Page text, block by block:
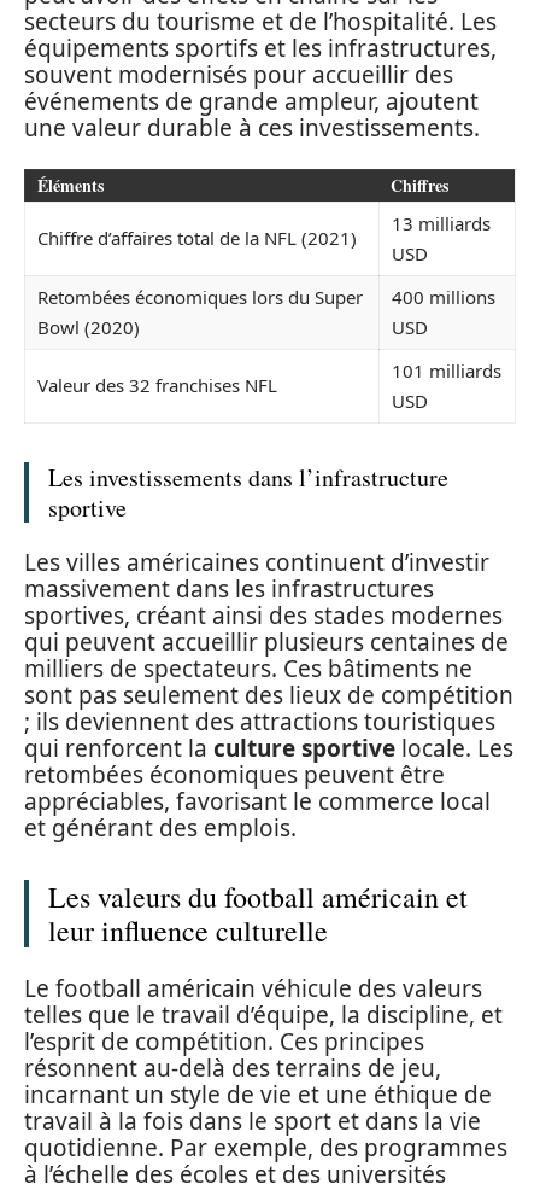
secteurs du tourisme et de l’hospitalité. Les
équipements sportifs et les infrastructures,
souvent modernisés pour accueillir des
événements de grande ampleur, ajoutent
une valeur durable à ces investissements.
Éléments Chiffres
Chiffre d’affaires total de la NFL (2021)
13 milliards
USD
Retombées économiques lors du Super
Bowl (2020)
400 millions
USD
Valeur des 32 franchises NFL
101 milliards
USD
Les investissements dans l’infrastructure
sportive
Les villes américaines continuent d’investir
massivement dans les infrastructures
sportives, créant ainsi des stades modernes
qui peuvent accueillir plusieurs centaines de
milliers de spectateurs. Ces bâtiments ne
sont pas seulement des lieux de compétition
; ils deviennent des attractions touristiques
qui renforcent la culture sportive locale. Les
retombées économiques peuvent être
appréciables, favorisant le commerce local
et générant des emplois.
Les valeurs du football américain et
leur influence culturelle
Le football américain véhicule des valeurs
telles que le travail d’équipe, la discipline, et
l’esprit de compétition. Ces principes
résonnent au-delà des terrains de jeu,
incarnant un style de vie et une éthique de
travail à la fois dans le sport et dans la vie
quotidienne. Par exemple, des programmes
à l’échelle des écoles et des universités